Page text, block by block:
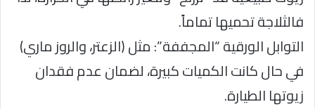
فالثلاجة تحميها تماماً.
​التوابل الورقية “المجففة”: مثل (الزعتر، والروز ماري)
في حال كانت الكميات كبيرة، لضمان عدم فقدان
زيوتها الطيارة.